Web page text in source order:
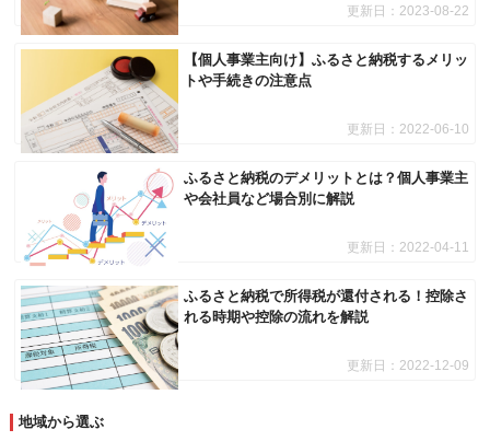
更新日： 2023-08-22
【個人事業主向け】ふるさと納税するメリッ
トや手続きの注意点
更新日： 2022-06-10
ふるさと納税のデメリットとは？個人事業主
や会社員など場合別に解説
更新日： 2022-04-11
ふるさと納税で所得税が還付される！控除さ
れる時期や控除の流れを解説
更新日： 2022-12-09
地域から選ぶ